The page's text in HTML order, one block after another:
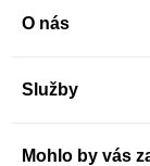
O nás
Služby
Mohlo by vás